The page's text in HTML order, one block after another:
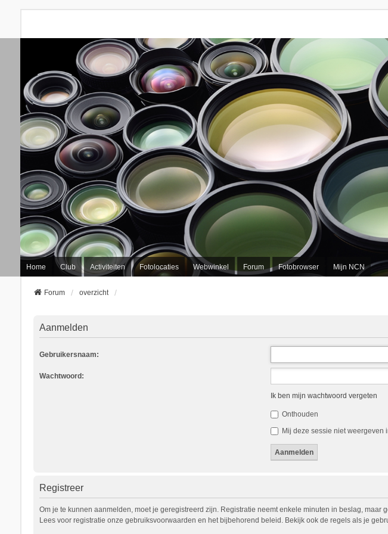
Home Club Activiteiten Fotolocaties Webwinkel Forum Fotobrowser Mijn NCN
Forum overzicht
Aanmelden
Gebruikersnaam:
Wachtwoord:
Ik ben mijn wachtwoord vergeten
Onthouden
Mij deze sessie niet weergeven
Registreer
Om je te kunnen aanmelden, moet je geregistreerd zijn. Registratie neemt enkele minuten in beslag,
Lees voor registratie onze gebruiksvoorwaarden en het bijbehorend beleid. Bekijk ook de regels als je